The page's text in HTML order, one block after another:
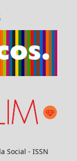
Social - ISSN